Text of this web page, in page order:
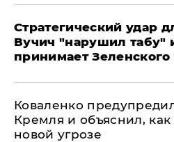
Стратегический удар
Вучич "нарушил табу"
принимает
Коваленко
Кремля и объяснил, как
новой угрозе